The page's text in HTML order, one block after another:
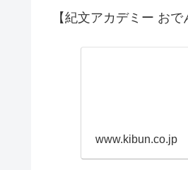
【紀文アカデミー おで
www.kibun.co.jp